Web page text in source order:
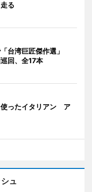
る
台湾巨匠傑作選」
回、全17本
使ったイタリアン ア
ュ